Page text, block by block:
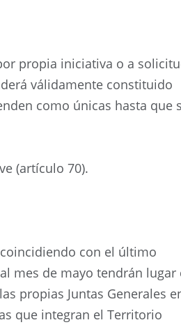
propia iniciativa o a
válidamente constituido
como únicas hasta que
(artículo 70).
coincidiendo con el último
mes de mayo tendrán lugar
propias Juntas Generales
que integran el Territorio